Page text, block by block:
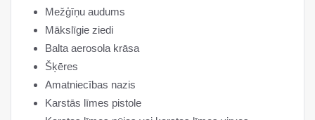
Mežģīņu audums
Mākslīgie ziedi
Balta aerosola krāsa
Šķēres
Amatniecības nazis
Karstās līmes pistole